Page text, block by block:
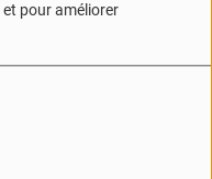
pour améliorer